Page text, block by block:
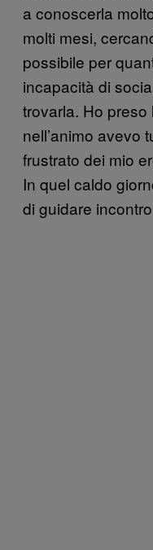
a conoscerla
molti mesi,
possibile per
incapacità di
trovarla. Ho
nell’animo avevo
frustrato dei mio
In quel caldo
di guidare